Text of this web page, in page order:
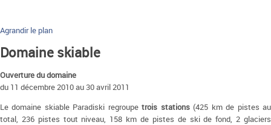
Agrandir le plan
Domaine skiable
Ouverture du domaine
du 11 décembre 2010 au 30 avril 2011
Le domaine skiable Paradiski regroupetrois stations(425 km de pistes au
total, 236 pistes tout niveau, 158 km de pistes de ski de fond, 2 glaciers